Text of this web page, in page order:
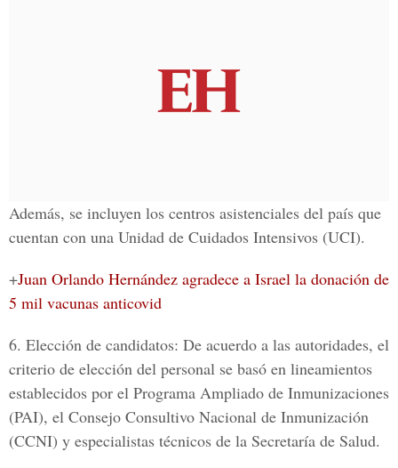
Además, se incluyen los centros asistenciales del país que
cuentan con una Unidad de Cuidados Intensivos (UCI).
+Juan Orlando Hernández agradece a Israel la donación de
5 mil vacunas anticovid
6. Elección de candidatos: De acuerdo a las autoridades, el
criterio de elección del personal se basó en lineamientos
establecidos por el Programa Ampliado de Inmunizaciones
(PAI), el Consejo Consultivo Nacional de Inmunización
(CCNI) y especialistas técnicos de la Secretaría de Salud.